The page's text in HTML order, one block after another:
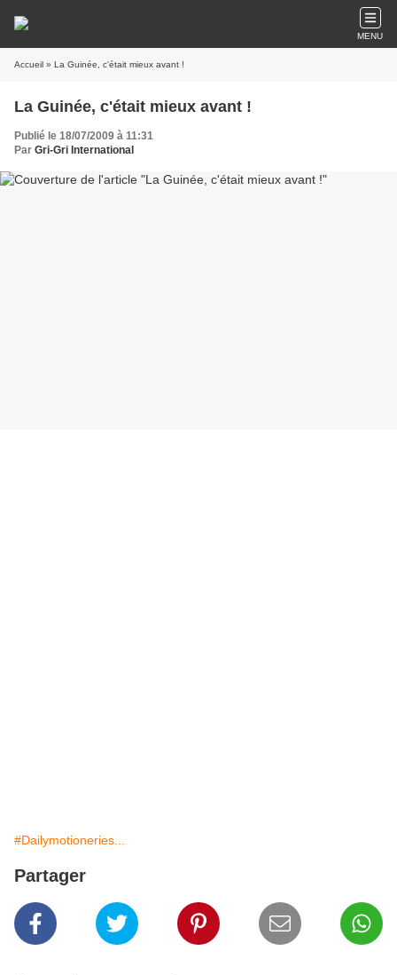
MENU
Accueil » La Guinée, c'était mieux avant !
La Guinée, c'était mieux avant !
Publié le 18/07/2009 à 11:31
Par Gri-Gri International
#Dailymotioneries...
Partager